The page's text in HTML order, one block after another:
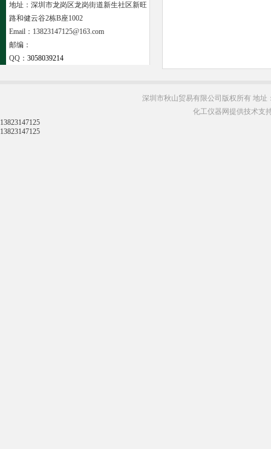
地址：深圳市龙岗区龙岗街道新生社区新旺
路和健云谷2栋B座1002
Email：13823147125@163.com
邮编：
QQ： 3058039214
深圳市秋山贸易有限公司版权所有 地址
化工仪器网提供技术支
13823147125
13823147125